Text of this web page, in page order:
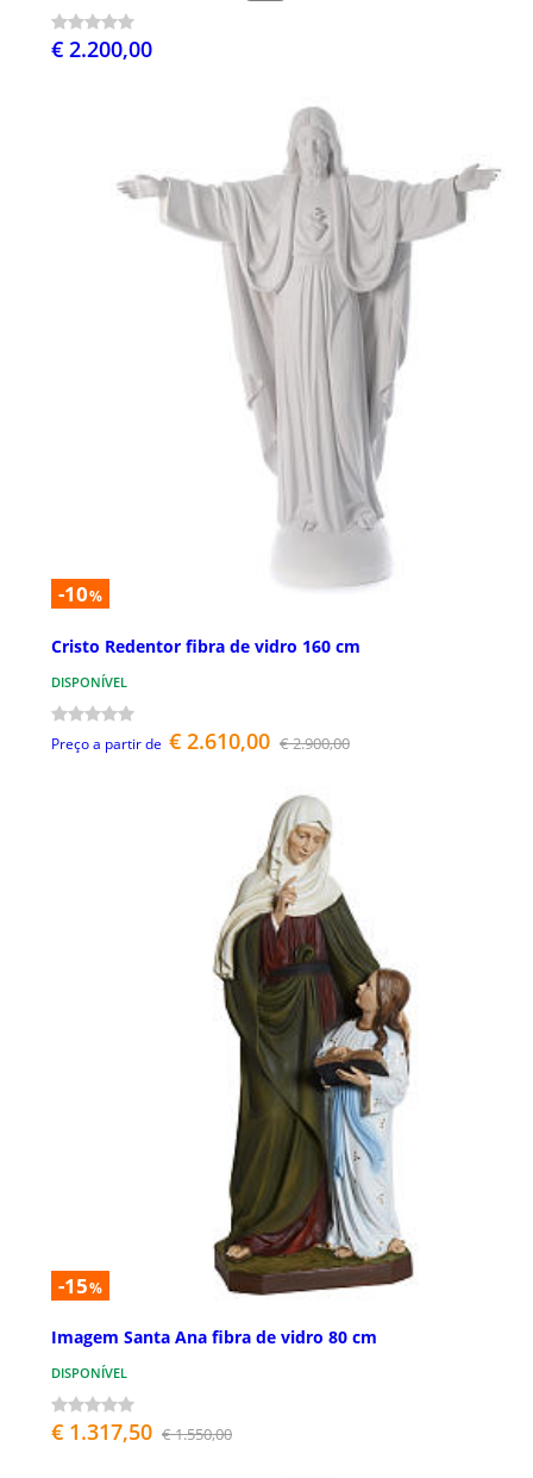
€ 2.200,00
-10%
Cristo Redentor fibra de vidro 160 cm
DISPONÍVEL
Preço a partir de € 2.610,00 € 2.900,00
-15%
Imagem Santa Ana fibra de vidro 80 cm
DISPONÍVEL
€ 1.317,50 € 1.550,00